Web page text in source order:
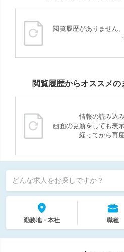
閲覧履歴がありません
閲覧履歴からオススメの
情報の読み込
画面の更新をしても表
経ってから再
どんな求人をお探しですか？
勤務地・本社 職種